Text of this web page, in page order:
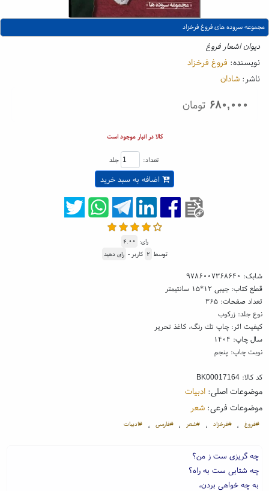
مجموعه سروده های فروغ فرخزاد
دیوان اشعار فروغ
نویسنده: فروغ فرخزاد
ناشر: شادان
۶۸۰,۰۰۰ تومان
کالا در انبار موجود است
تعداد: جلد
اضافه به سبد خرید
رای: ۴.۰۰
توسط ۲ کاربر - رای دهید
شابک: ۹۷۸۶۰۰۷۳۶۸۶۴۰
قطع کتاب: جیبی ۱۲*۱۵ سانتیمتر
تعداد صفحات: ۳۶۵
نوع جلد: زرکوب
کیفیت اثر: چاپ تك رنگ، کاغذ تحریر
سال چاپ: ۱۴۰۴
نوبت چاپ: پنجم
کد کالا:BK00017164
موضوعات اصلی:ادبیات
موضوعات فرعی:شعر
#فروغ ، #فرخزاد ، #شعر ، #فارسی ، #ادبیات
چه گریزی ست ز من؟
چه شتابی ست به راه؟
به چه خواهی بردن،